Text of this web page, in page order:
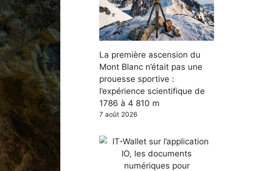
La première ascension du
Mont Blanc n’était pas une
prouesse sportive :
l’expérience scientifique de
1786 à 4 810 m
7 août 2026